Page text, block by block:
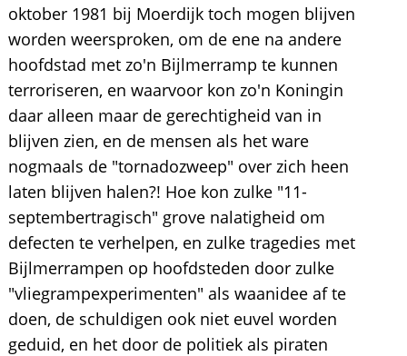
oktober 1981 bij Moerdijk toch mogen blijven
worden weersproken, om de ene na andere
hoofdstad met zo'n Bijlmerramp te kunnen
terroriseren, en waarvoor kon zo'n Koningin
daar alleen maar de gerechtigheid van in
blijven zien, en de mensen als het ware
nogmaals de "tornadozweep" over zich heen
laten blijven halen?! Hoe kon zulke "11-
septembertragisch" grove nalatigheid om
defecten te verhelpen, en zulke tragedies met
Bijlmerrampen op hoofdsteden door zulke
"vliegrampexperimenten" als waanidee af te
doen, de schuldigen ook niet euvel worden
geduid, en het door de politiek als piraten